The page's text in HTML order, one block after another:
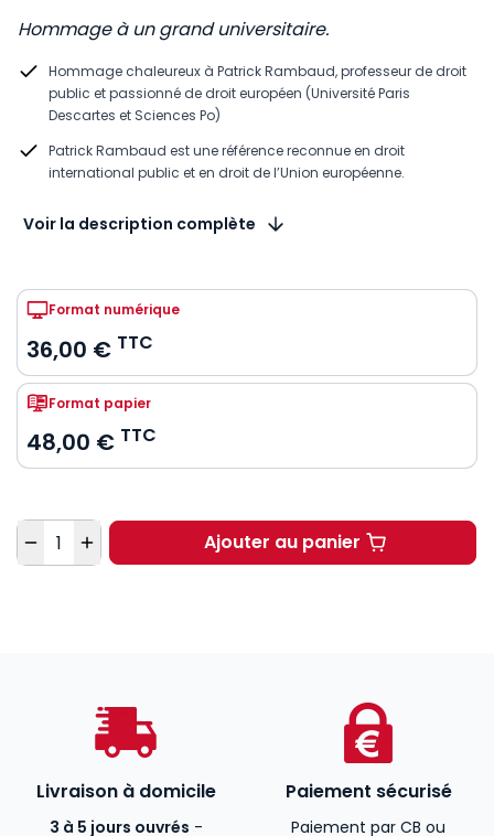
Hommage à un grand universitaire.
Hommage chaleureux à Patrick Rambaud, professeur de droit
public et passionné de droit européen (Université Paris
Descartes et Sciences Po)
Patrick Rambaud est une référence reconnue en droit
international public et en droit de l’Union européenne.
Voir la description complète
Format numérique
36,00 € TTC
Format papier
48,00 € TTC
Quantité Ajouter au panierEn mémoire de
Livraison à domicile
3 à 5 jours ouvrés -
Paiement sécurisé
Paiement par CB ou